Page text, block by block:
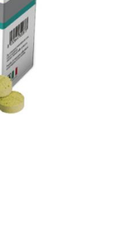
al 40% valido